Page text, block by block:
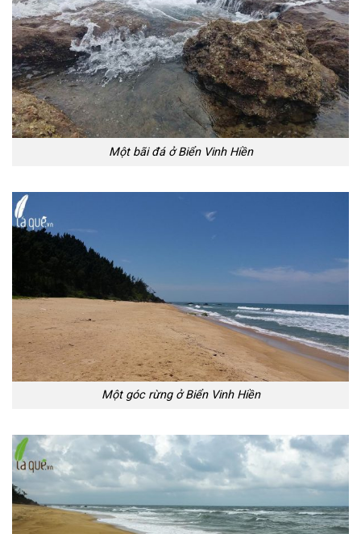
Một bãi đá ở Biển Vinh Hiền
Một góc rừng ở Biển Vinh Hiền